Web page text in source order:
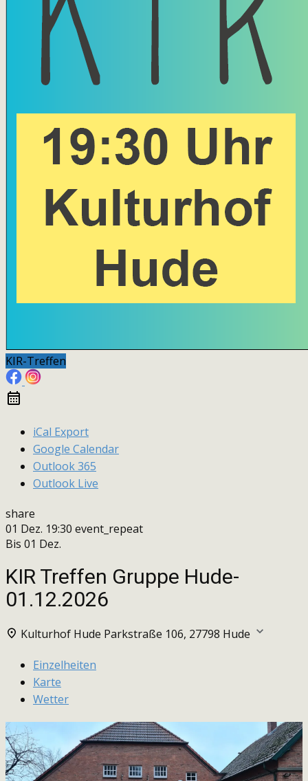
KIR-Treffen
iCal Export
Google Calendar
Outlook 365
Outlook Live
share
01 Dez. 19:30 event_repeat
Bis 01 Dez.
KIR Treffen Gruppe Hude-
01.12.2026
Kulturhof Hude Parkstraße 106, 27798 Hude
Einzelheiten
Karte
Wetter